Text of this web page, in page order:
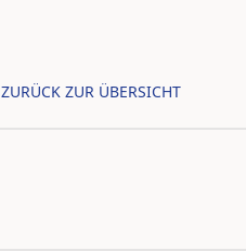
ZURÜCK ZUR ÜBERSICHT